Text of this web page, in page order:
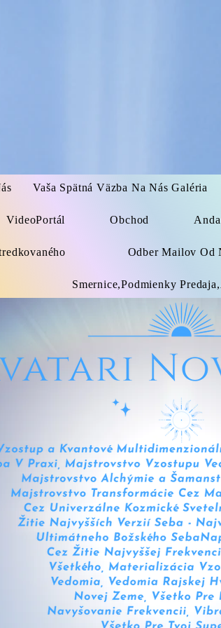
Vaša Spätná Väzba Na Nás Galéria
VideoPortál Obchod
Odber Mailov Od
Smernice,Podmienky